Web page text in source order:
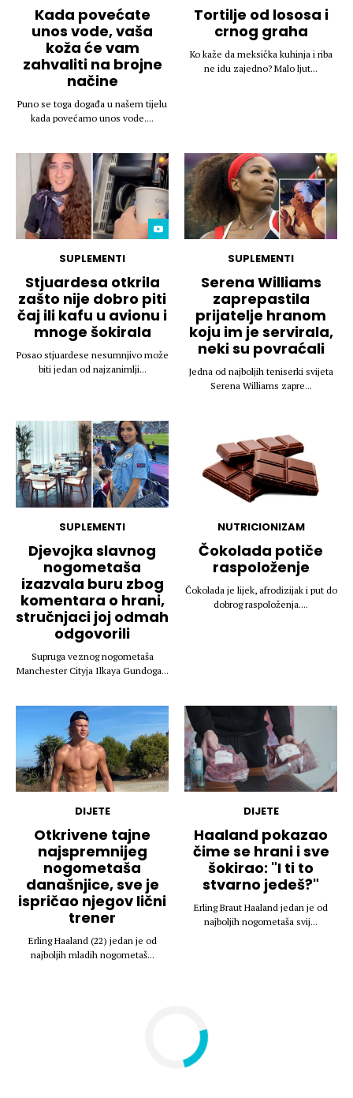
Kada povećate
unos vode, vaša
koža će vam
zahvaliti na brojne
načine
Puno se toga događa u našem tijelu
kada povećamo unos vode....
Tortilje od lososa i
crnog graha
Ko kaže da meksička kuhinja i riba
ne idu zajedno? Malo ljut...
SUPLEMENTI
Stjuardesa otkrila
zašto nije dobro piti
čaj ili kafu u avionu i
mnoge šokirala
Posao stjuardese nesumnjivo može
biti jedan od najzanimlji...
SUPLEMENTI
Serena Williams
zaprepastila
prijatelje hranom
koju im je servirala,
neki su povraćali
Jedna od najboljih teniserki svijeta
Serena Williams zapre...
SUPLEMENTI
Djevojka slavnog
nogometaša
izazvala buru zbog
komentara o hrani,
stručnjaci joj odmah
odgovorili
Supruga veznog nogometaša
Manchester Cityja Ilkaya Gundoga...
NUTRICIONIZAM
Čokolada potiče
raspoloženje
Čokolada je lijek, afrodizijak i put do
dobrog raspoloženja....
DIJETE
Otkrivene tajne
najspremnijeg
nogometaša
današnjice, sve je
ispričao njegov lični
trener
Erling Haaland (22) jedan je od
najboljih mladih nogometaš...
DIJETE
Haaland pokazao
čime se hrani i sve
šokirao: "I ti to
stvarno jedeš?"
Erling Braut Haaland jedan je od
najboljih nogometaša svij...